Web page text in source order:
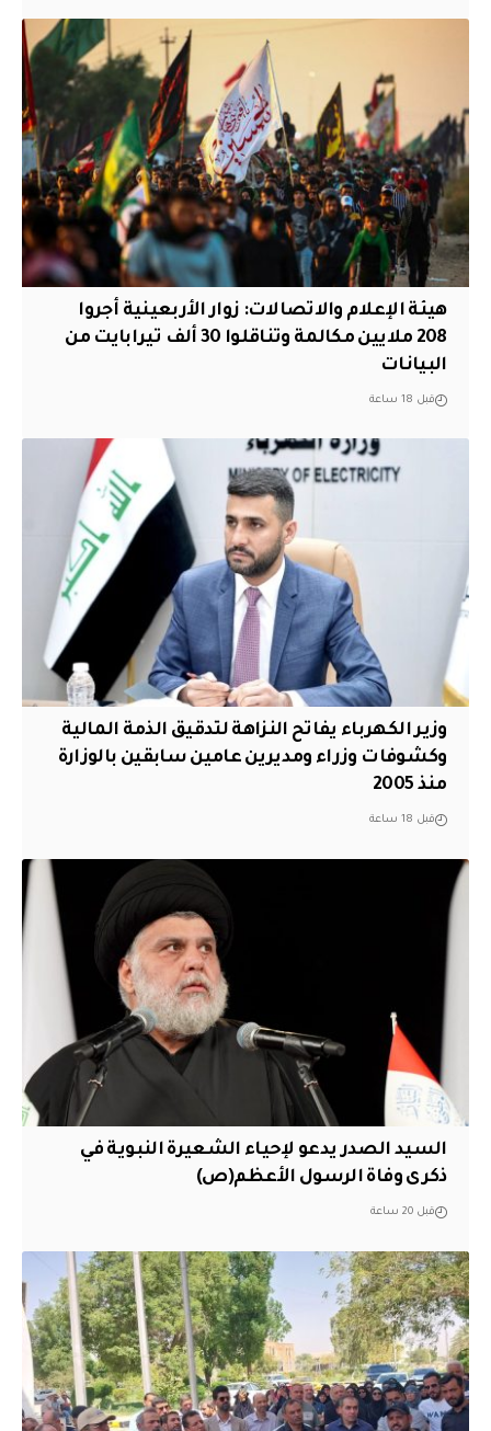
هيئة الإعلام والاتصالات: زوار الأربعينية أجروا
208 ملايين مكالمة وتناقلوا 30 ألف تيرابايت من
البيانات
قبل 18 ساعة
وزير الكهرباء يفاتح النزاهة لتدقيق الذمة المالية
وكشوفات وزراء ومديرين عامين سابقين بالوزارة
منذ 2005
قبل 18 ساعة
السيد الصدر يدعو لإحياء الشعيرة النبوية في
ذكرى وفاة الرسول الأعظم(ص)
قبل 20 ساعة